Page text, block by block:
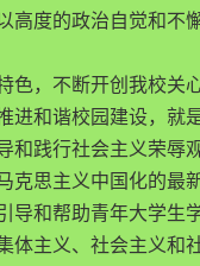
高度的政治自觉和
，不断开创我校关
和谐校园建设，就
和践行社会主义荣辱
克思主义中国化的
导和帮助青年大学生
体主义、社会主义